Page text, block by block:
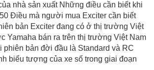
nhà sản xuất Những điều cần biết khi
Điều mà người mua Exciter cần biết
bản Exciter đang có ở thị trường Việt
Yamaha bán ra trên thị trường Việt Nam
phiên bản đời đầu là Standard và RC
biểu tượng của xe số trong giai đoạn